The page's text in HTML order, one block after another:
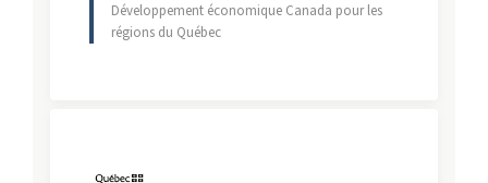
Développement économique Canada pour les
régions du Québec